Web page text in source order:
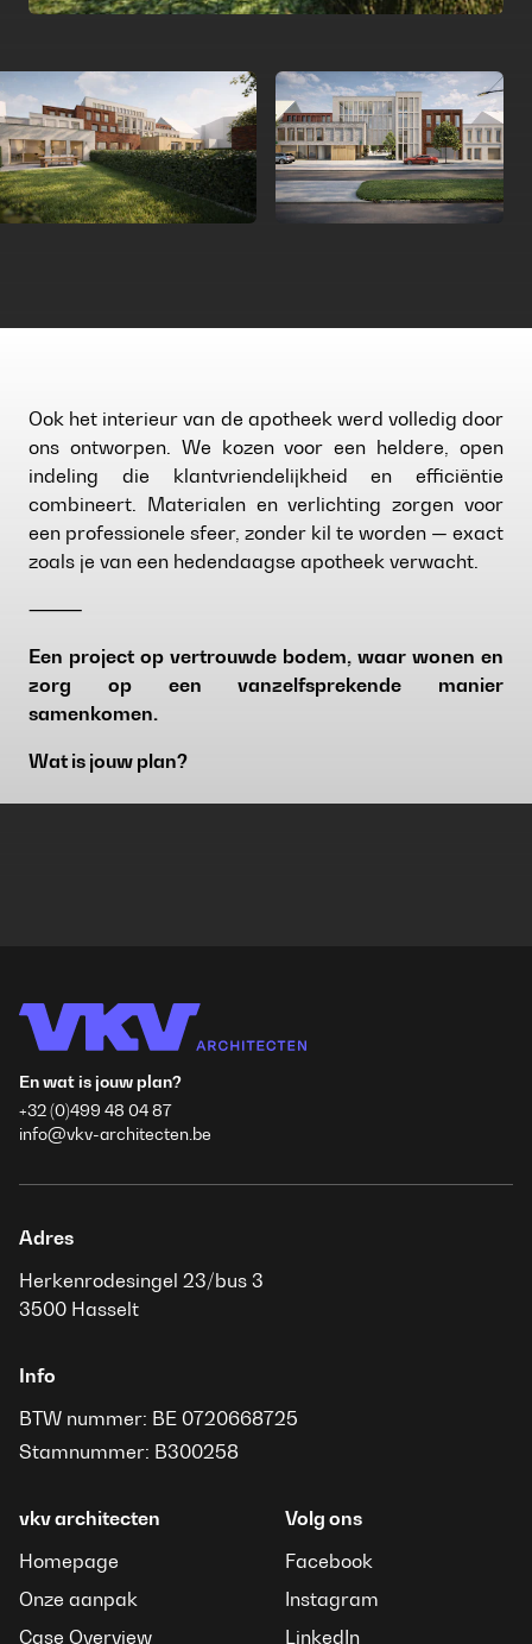
Ook het interieur van de apotheek werd volledig door
ons ontworpen. We kozen voor een heldere, open
indeling die klantvriendelijkheid en efficiëntie
combineert. Materialen en verlichting zorgen voor
een professionele sfeer, zonder kil te worden — exact
zoals je van een hedendaagse apotheek verwacht.
⸻
Een project op vertrouwde bodem, waar wonen en
zorg op een vanzelfsprekende manier
samenkomen.
Wat is jouw plan?
En wat is jouw plan?
+32 (0)499 48 04 87
info@vkv-architecten.be
Adres
Herkenrodesingel 23/bus 3
3500 Hasselt
Info
BTW nummer: BE 0720668725
Stamnummer: B300258
vkv architecten
Homepage
Onze aanpak
Case Overview
Volg ons
Facebook
Instagram
LinkedIn